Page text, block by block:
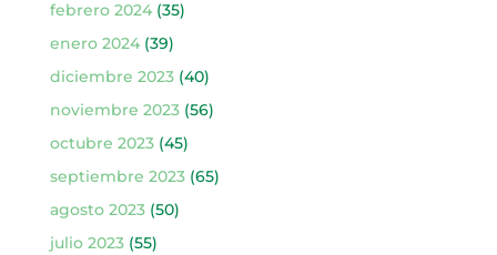
febrero 2024(35)
enero 2024(39)
diciembre 2023(40)
noviembre 2023(56)
octubre 2023(45)
septiembre 2023(65)
agosto 2023(50)
julio 2023(55)